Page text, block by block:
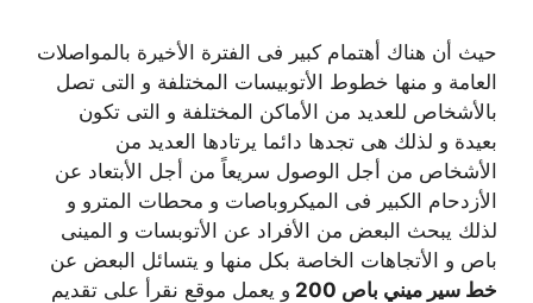
حيث أن هناك أهتمام كبير فى الفترة الأخيرة بالمواصلات
العامة و منها خطوط الأتوبيسات المختلفة و التى تصل
بالأشخاص للعديد من الأماكن المختلفة و التى تكون
بعيدة و لذلك هى تجدها دائما يرتادها العديد من
الأشخاص من أجل الوصول سريعاً من أجل الأبتعاد عن
الأزدحام الكبير فى الميكروباصات و محطات المترو و
لذلك يبحث البعض من الأفراد عن الأتوبسات و المينى
باص و الأتجاهات الخاصة بكل منها و يتسائل البعض عن
خط سير ميني باص 200
و يعمل موقع نقرأ على تقديم